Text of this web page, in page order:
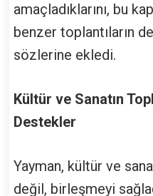
amaçladıklarını, bu
benzer toplantıların
sözlerine ekledi.
Kültür ve Sanatın
Destekler
Yayman, kültür ve
değil, birleşmeyi